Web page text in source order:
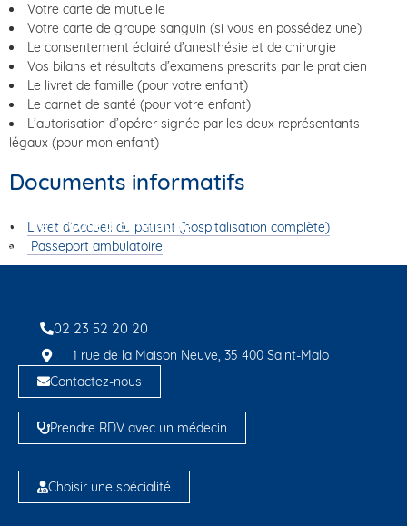
Votre carte de mutuelle
Votre carte de groupe sanguin (si vous en possédez une)
Le consentement éclairé d’anesthésie et de chirurgie
Vos bilans et résultats d’examens prescrits par le praticien
Le livret de famille (pour votre enfant)
Le carnet de santé (pour votre enfant)
L’autorisation d’opérer signée par les deux représentants
légaux (pour mon enfant)
Documents informatifs
Livret d’accueil du patient (hospitalisation complète)
Passeport ambulatoire
02 23 52 20 20
1 rue de la Maison Neuve, 35 400 Saint-Malo
Contactez-nous
Prendre RDV avec un médecin
Choisir une spécialité